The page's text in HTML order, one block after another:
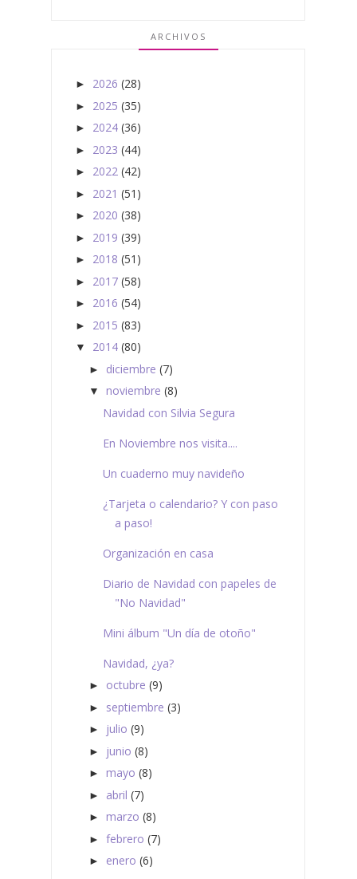
ARCHIVOS
► 2026 (28)
► 2025 (35)
► 2024 (36)
► 2023 (44)
► 2022 (42)
► 2021 (51)
► 2020 (38)
► 2019 (39)
► 2018 (51)
► 2017 (58)
► 2016 (54)
► 2015 (83)
▼ 2014 (80)
► diciembre (7)
▼ noviembre (8)
Navidad con Silvia Segura
En Noviembre nos visita....
Un cuaderno muy navideño
¿Tarjeta o calendario? Y con paso
a paso!
Organización en casa
Diario de Navidad con papeles de
"No Navidad"
Mini álbum "Un día de otoño"
Navidad, ¿ya?
► octubre (9)
► septiembre (3)
► julio (9)
► junio (8)
► mayo (8)
► abril (7)
► marzo (8)
► febrero (7)
► enero (6)